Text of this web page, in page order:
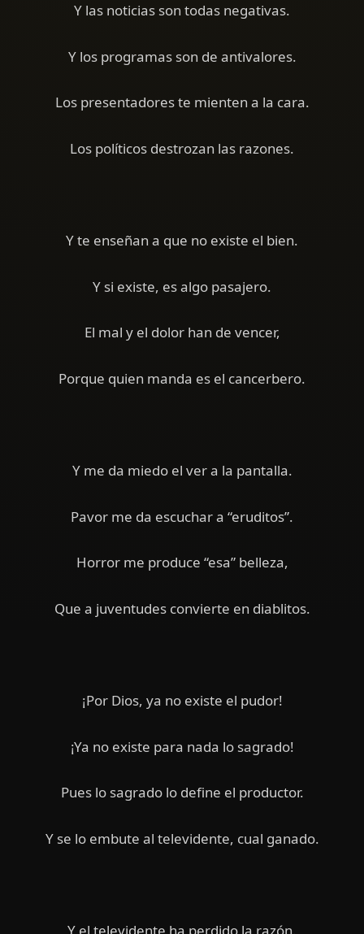
Y las noticias son todas negativas.
Y los programas son de antivalores.
Los presentadores te mienten a la cara.
Los políticos destrozan las razones.
Y te enseñan a que no existe el bien.
Y si existe, es algo pasajero.
El mal y el dolor han de vencer,
Porque quien manda es el cancerbero.
Y me da miedo el ver a la pantalla.
Pavor me da escuchar a “eruditos”.
Horror me produce “esa” belleza,
Que a juventudes convierte en diablitos.
¡Por Dios, ya no existe el pudor!
¡Ya no existe para nada lo sagrado!
Pues lo sagrado lo define el productor.
Y se lo embute al televidente, cual ganado.